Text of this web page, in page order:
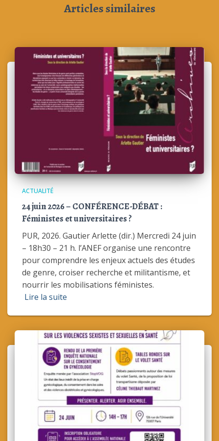
Articles similaires
ACTUALITÉ
24 juin 2026 – CONFÉRENCE-DÉBAT :
Féministes et universitaires ?
PUR, 2026. Gautier Arlette (dir.) Mercredi 24 juin
– 18h30 – 21 h. l’ANEF organise une rencontre
pour comprendre les enjeux actuels des études
de genre, croiser recherche et militantisme, et
nourrir les mobilisations féministes.
Lire la suite